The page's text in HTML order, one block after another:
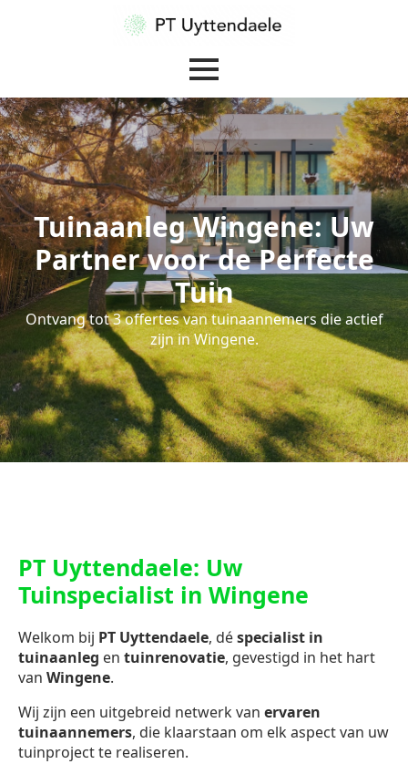
Tuinaanleg Wingene: Uw
Partner voor de Perfecte
Tuin
Ontvang tot 3 offertes van tuinaannemers die actief
zijn in Wingene.
PT Uyttendaele: Uw
Tuinspecialist in Wingene
Welkom bij PT Uyttendaele, déspecialist in
tuinaanleg en tuinrenovatie, gevestigd in het hart
van Wingene.
Wij zijn een uitgebreid netwerk van ervaren
tuinaannemers, die klaarstaan om elk aspect van uw
tuinproject te realiseren.